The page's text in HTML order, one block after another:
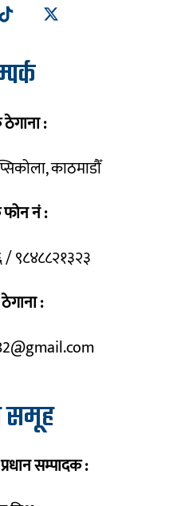
:
काठमाडौँ
फोन नं :
९८४८८२१३२३
:
समूह
सम्पादक :